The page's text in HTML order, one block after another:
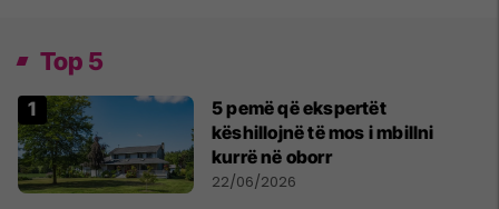
Top 5
5 pemë që ekspertët
këshillojnë të mos i mbillni
kurrë në oborr
22/06/2026